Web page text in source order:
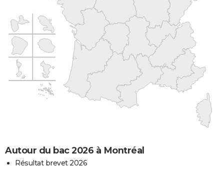
Autour du bac 2026 à Montréal
Résultat brevet 2026